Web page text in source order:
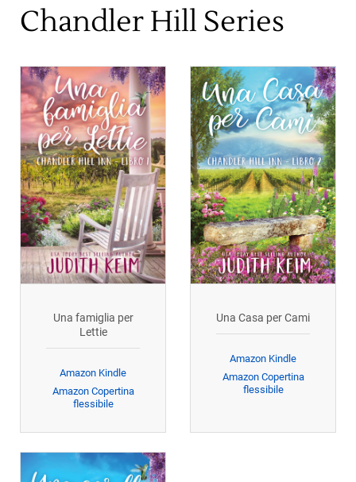
Chandler Hill Series
Una famiglia per
Lettie
Amazon Kindle
Amazon Copertina
flessibile
Una Casa per Cami
Amazon Kindle
Amazon Copertina
flessibile